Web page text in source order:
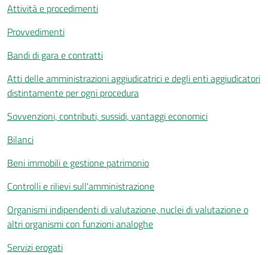
Attività e procedimenti
Provvedimenti
Bandi di gara e contratti
Atti delle amministrazioni aggiudicatrici e degli enti aggiudicatori
distintamente per ogni procedura
Sovvenzioni, contributi, sussidi, vantaggi economici
Bilanci
Beni immobili e gestione patrimonio
Controlli e rilievi sull'amministrazione
Organismi indipendenti di valutazione, nuclei di valutazione o
altri organismi con funzioni analoghe
Servizi erogati